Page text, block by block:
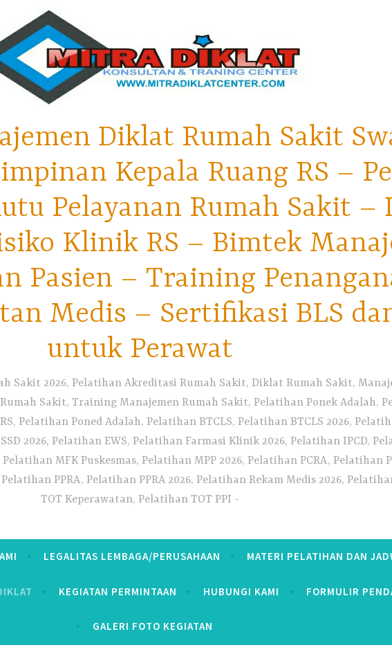
Diklat Rumah Sakit
Kepala Ruang RS –
Pelayanan Rumah Sakit –
Klinik RS – Bimtek
Pasien – Training
Medis – Sertifikasi BLS
untuk Perawat
Sakit 2026, Pelatihan Akreditasi Rumah Sakit, Diklat Rumah Sakit,
Sakit, Training Manajemen Rumah Sakit, Pelatihan Ponek Adalah,
Pelatihan Poned Adalah, Pelatihan BTCLS, Pelatihan BTCLS 2026,
2026, Pelatihan EWS, Pelatihan Farmasi Klinik 2026, Pelatihan IPCD,
MFK Puskesmas, Pelatihan MPP 2026, Pelatihan PCRA, Pelatihan
PPRA, Pelatihan PPRA 2026, Pelatihan Rekam Medis 2026,
TOT Keperawatan, Pelatihan TOT PPI
LEGALITAS LEMBAGA/PERUSAHAAN MATERI PELATIHAN DAN
KEGIATAN PERMINTAAN HUBUNGI KAMI FORMULIR
GALERI FOTO KEGIATAN